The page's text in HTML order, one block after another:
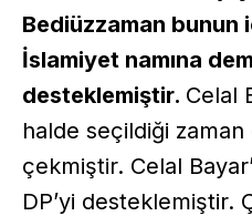
Bediüzzaman bunun
İslamiyet namına
desteklemiştir. Celal
halde seçildiği zaman
çekmiştir. Celal
DP’yi desteklemiştir.